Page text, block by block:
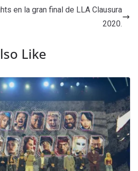
en la gran final de LLA Clausura
2020.
Like